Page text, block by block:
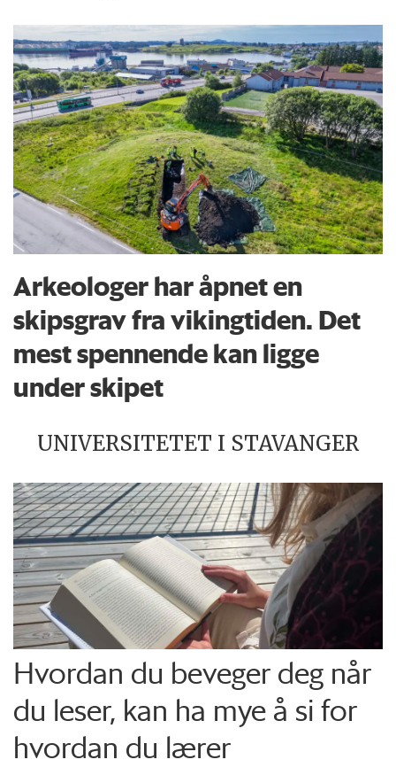
Arkeologer har åpnet en
skipsgrav fra vikingtiden. Det
mest spennende kan ligge
under skipet
UNIVERSITETET I STAVANGER
Hvordan du beveger deg når
du leser, kan ha mye å si for
hvordan du lærer